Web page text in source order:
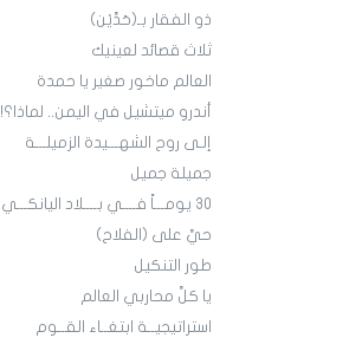
ذو الفقار بـ(حَدَّيْن)
ثلاث قصائد لعينيك
العالم ماخور صغير يا حمدة
أندرو ميتشيل في اليمن.. لماذا؟!
إلـى روح الشهـــيدة الزميلـــة
جميلة جميل
30 يومـــاً فــــي بــــلاد اليانكـــي
حيَّ على (الفلاح)
طور التنكيل
يا كلَّ محاربي العالم
استراتيجيــة ابتغــاء القــوم